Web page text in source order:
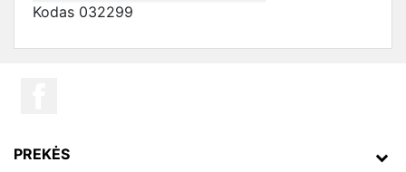
Kodas 032299
PREKĖS